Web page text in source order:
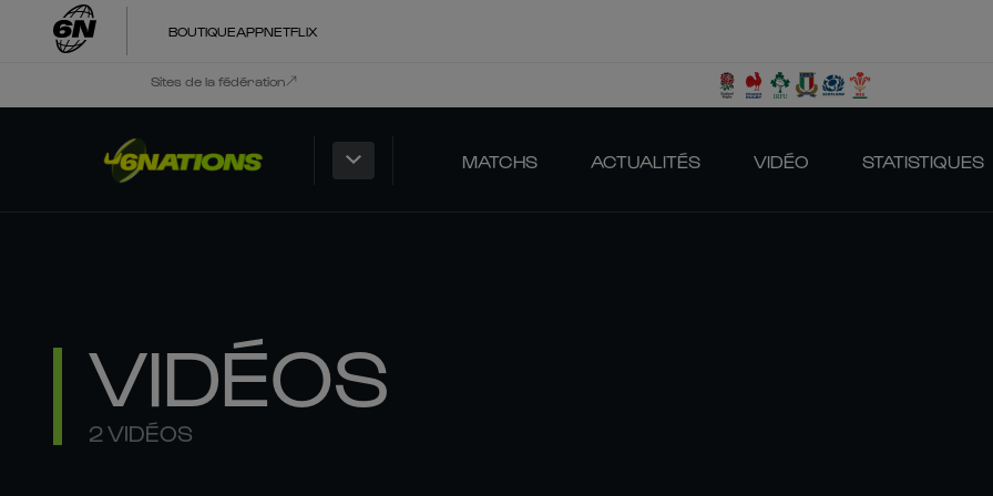
BOUTIQUEAPPNETFLIX
Sites de la fédération
MATCHS ACTUALITÉS VIDÉO STATISTIQUES
VIDÉOS
2 VIDÉOS